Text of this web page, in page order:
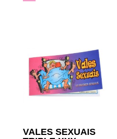
VALES SEXUAIS